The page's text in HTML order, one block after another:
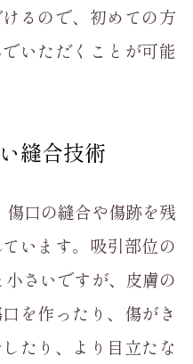
るので、初めての方
いただくことが可能
縫合技術
口の縫合や傷跡を残
います。吸引部位の
さいですが、皮膚の
を作ったり、傷がき
たり、より目立たな